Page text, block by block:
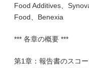
Food Additives、
Food、Benexia
*** 各章の概要 ***
第1章：報告書のスコ